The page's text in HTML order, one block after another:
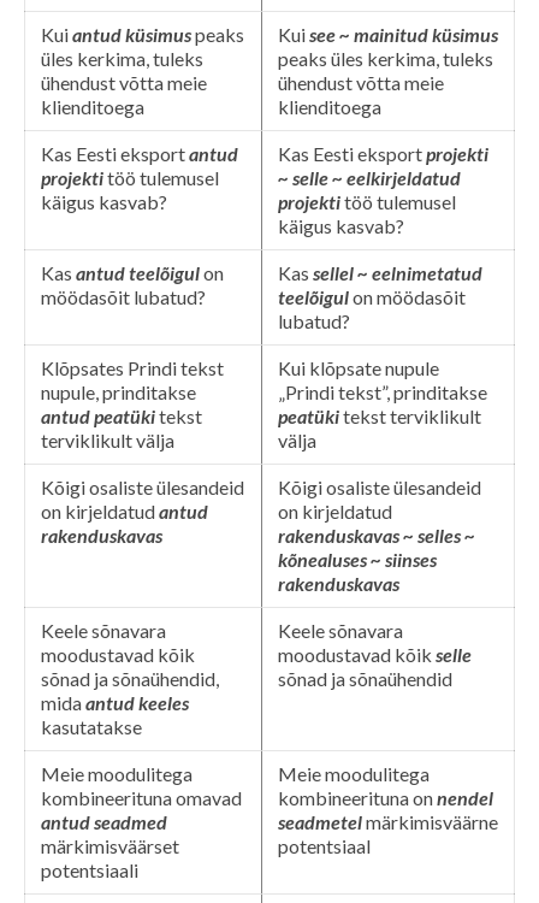
Kuiantud küsimuspeaks
üles kerkima, tuleks
ühendust võtta meie
klienditoega
Kuisee ~ mainitud küsimus
peaks üles kerkima, tuleks
ühendust võtta meie
klienditoega
Kas Eesti eksportantud
projektitöö tulemusel
käigus kasvab?
Kas Eesti eksportprojekti
~ selle ~ eelkirjeldatud
projektitöö tulemusel
käigus kasvab?
Kas antud teelõigulon
möödasõit lubatud?
Kas sellel ~ eelnimetatud
teelõigulon möödasõit
lubatud?
Klõpsates Prindi tekst
nupule, prinditakse
antudpeatükitekst
terviklikult välja
Kui klõpsate nupule
„Prindi tekst”, prinditakse
peatükitekstterviklikult
välja
Kõigi osaliste ülesandeid
on kirjeldatudantud
rakenduskavas
Kõigi osaliste ülesandeid
on kirjeldatud
rakenduskavas ~ selles ~
kõnealuses ~ siinses
rakenduskavas
Keele sõnavara
moodustavad kõik
sõnad ja sõnaühendid,
midaantud keeles
kasutatakse
Keele sõnavara
moodustavad kõik selle
sõnad ja sõnaühendid
Meie moodulitega
kombineerituna omavad
antud seadmed
märkimisväärset
potentsiaali
Meie moodulitega
kombineerituna onnendel
seadmetelmärkimisväärne
potentsiaal